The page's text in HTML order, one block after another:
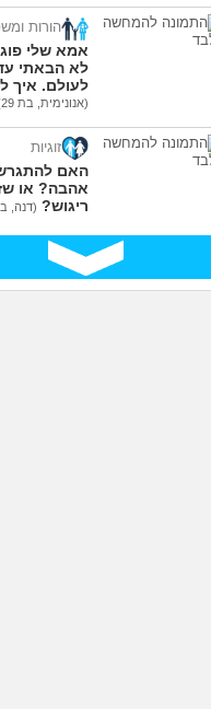
עוד שאלות חדשותהורות
אמא שלי
לא הבאתי
לעולם. איך
(אנונימית, בת 29)
זוגיות
האם
אהבה? או
ריגוש? (דנה, בת